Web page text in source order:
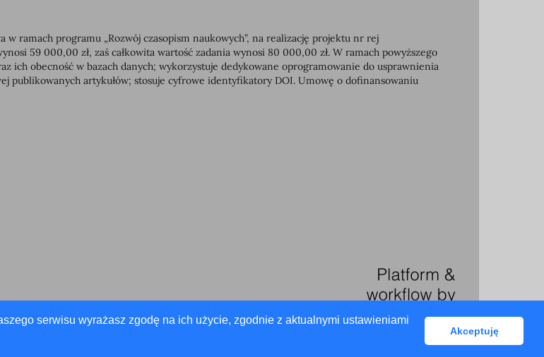
serwisu wyrażasz zgodę na ich użycie, zgodnie z aktualnymi ustawieniami
Akceptuję
w ramach programu „Rozwój czasopism naukowych”, na realizację projektu nr rej
59 000,00 zł, zaś całkowita wartość zadania wynosi 80 000,00 zł. W ramach powyższego
ich obecność w bazach danych; wykorzystuje dedykowane oprogramowanie do usprawnienia
publikowanych artykułów; stosuje cyfrowe identyfikatory DOI. Umowę o dofinansowaniu